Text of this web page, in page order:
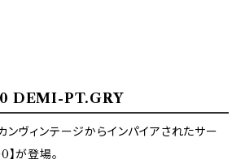
00 DEMI-PT.GRY
ンヴィンテージからインパイアされたサー
】が登場。